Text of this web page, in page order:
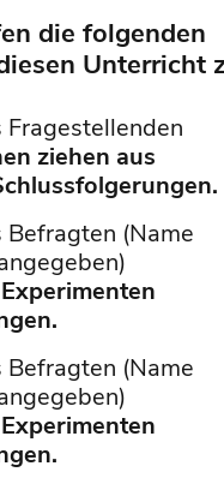
die folgenden
Unterricht
ziehen aus
(Name
(Name